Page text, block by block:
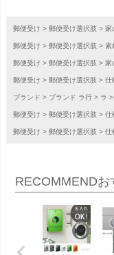
郵便受け 郵便受け選択肢 家
郵便受け 郵便受け選択肢 素
郵便受け 郵便受け選択肢 家
郵便受け 郵便受け選択肢 仕
ブランド ブランド ラ行 ラ
郵便受け 郵便受け選択肢 仕
郵便受け 郵便受け選択肢 仕
RECOMMENDお